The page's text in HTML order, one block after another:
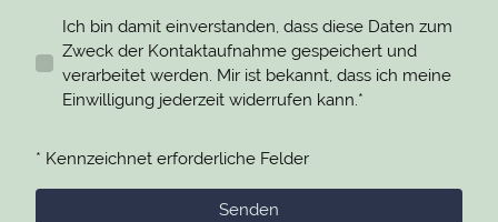
Ich bin damit einverstanden, dass diese Daten zum
Zweck der Kontaktaufnahme gespeichert und
verarbeitet werden. Mir ist bekannt, dass ich meine
Einwilligung jederzeit widerrufen kann.*
* Kennzeichnet erforderliche Felder
Senden